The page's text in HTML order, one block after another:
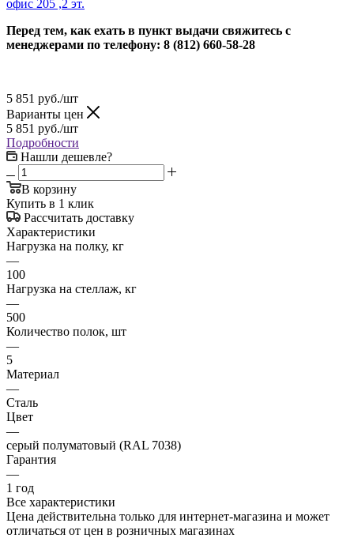
офис 205 ,2 эт.
Перед тем, как ехать в пункт выдачи свяжитесь с
менеджерами по телефону: 8 (812) 660-58-28
5 851 руб./шт
Варианты цен
5 851 руб./шт
Подробности
Нашли дешевле?
В корзину
Купить в 1 клик
Рассчитать доставку
Характеристики
Нагрузка на полку, кг
—
100
Нагрузка на стеллаж, кг
—
500
Количество полок, шт
—
5
Материал
—
Сталь
Цвет
—
серый полуматовый (RAL 7038)
Гарантия
—
1 год
Все характеристики
Цена действительна только для интернет-магазина и может
отличаться от цен в розничных магазинах